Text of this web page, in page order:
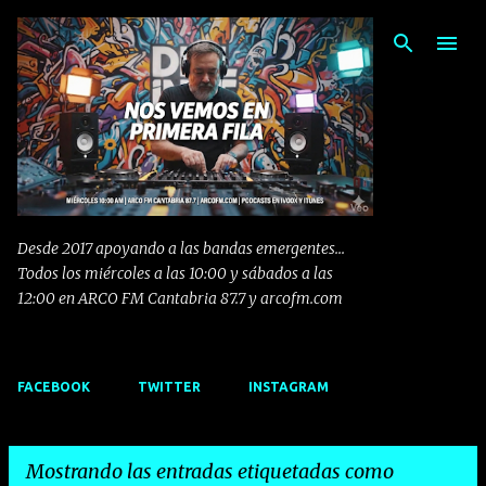
Ir al contenido principal
Desde 2017 apoyando a las bandas emergentes...
Todos los miércoles a las 10:00 y sábados a las
12:00 en ARCO FM Cantabria 87.7 y arcofm.com
FACEBOOK TWITTER INSTAGRAM
Mostrando las entradas etiquetadas como